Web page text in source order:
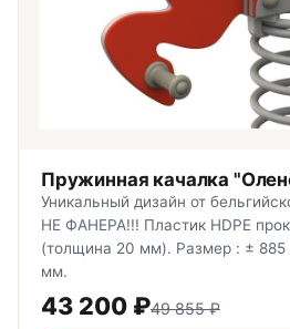
Пружинная качалка
Уникальный дизайн от
НЕ ФАНЕРА!!! Пластик HDPE
(толщина 20 мм). Размер : ±
мм.
43 200 ₽49 855₽